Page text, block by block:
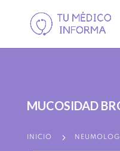
MUCOSIDAD
INICIO 5